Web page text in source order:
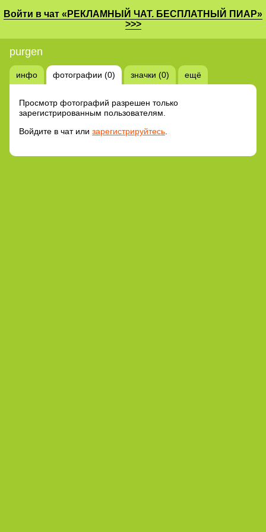
Войти в чат «РЕКЛАМНЫЙ ЧАТ. БЕСПЛАТНЫЙ ПИАР»
>>>
purgen
инфо фотографии (0) значки (0) ещё
Просмотр фотографий разрешен только
зарегистрированным пользователям.
Войдите в чат или зарегистрируйтесь